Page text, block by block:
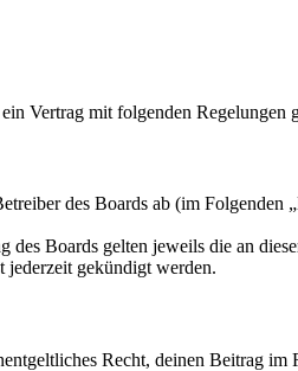
Vertrag mit folgenden Regelungen
des Boards ab (im Folgenden
Boards gelten jeweils die an
jederzeit gekündigt werden.
Recht, deinen Beitrag im